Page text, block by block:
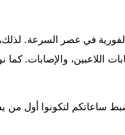
في عصر السرعة.
اللاعبين، والإصابات.